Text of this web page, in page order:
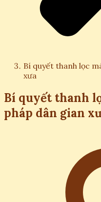
Bí quyết thanh lọc
xưa
Bí quyết thanh
pháp dân gian